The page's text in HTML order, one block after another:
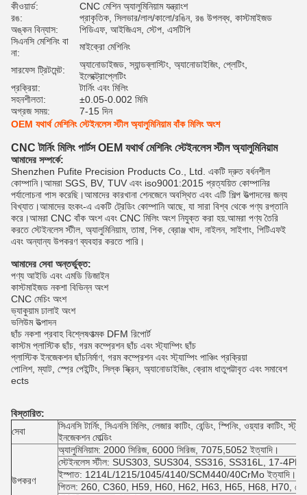
কীওয়ার্ড:
CNC মেশিন অ্যালুমিনিয়াম যন্ত্রাংশ
রঙ:
প্রাকৃতিক, সিলভার/লাল/কালো/রঙিন, রঙ উপলব্ধ, কাস্টমাইজড
অঙ্কন বিন্যাস:
পিডিএফ, আইজিএস, স্টেপ, এসটিপি
সিএনসি মেশিনিং বা
না:
মাইক্রো মেশিনিং
সারফেস ট্রিটমেন্ট:
অ্যানোডাইজড, স্যান্ডব্লাস্টিং, অ্যানোডাইজিং, প্লেটিং,
ইলেক্ট্রোপ্লেটিং
প্রক্রিয়া:
টার্নিং এবং মিলিং
সহনশীলতা:
±0.05-0.002 মিমি
অগ্রজ সময়:
7-15 দিন
OEM যথার্থ মেশিনিং স্টেইনলেস স্টীল অ্যালুমিনিয়াম বাঁক মিলিং অংশ
CNC টার্নিং মিলিং পার্টস OEM যথার্থ মেশিনিং স্টেইনলেস স্টীল অ্যালুমিনিয়াম
আমাদের সম্পর্কে:
Shenzhen Pufite Precision Products Co., Ltd. একটি দ্রুত বর্ধনশীল
কোম্পানি।আমরা SGS, BV, TUV এবং iso9001:2015 প্রত্যয়িত কোম্পানির
পর্যালোচনা পাস করেছি।আমাদের কারখানা শেনজেনে অবস্থিত এবং এটি শিল্প উত্পাদনের জন্য
বিখ্যাত।আমাদের হংকং-এ একটি ট্রেডিং কোম্পানি আছে, যা সারা বিশ্ব থেকে পণ্য রপ্তানি
করে।আমরা CNC বাঁক অংশ এবং CNC মিলিং অংশ নিযুক্ত করা হয়.আমরা পণ্য তৈরি
করতে স্টেইনলেস স্টীল, অ্যালুমিনিয়াম, তামা, পিক, ব্রোঞ্জ খাদ, নাইলন, সাইগাং, পিটিএফই
এবং অন্যান্য উপকরণ ব্যবহার করতে পারি।
আমাদের সেবা অন্তর্ভুক্ত:
পণ্য আইডি এবং এমডি ডিজাইন
কাস্টমাইজড নকশা বিভিন্ন অংশ
CNC মেচিং অংশ
ভ্যাকুয়াম ঢালাই অংশ
ভলিউম উত্পাদন
ছাঁচ নকশা প্রবাহ বিশ্লেষণাত্মক DFM রিপোর্ট
কাস্টম প্লাস্টিক ছাঁচ, গরম কম্প্রেশন ছাঁচ এবং স্ট্যাম্পিং ছাঁচ
প্লাস্টিক ইনজেকশন ছাঁচনির্মাণ, গরম কম্প্রেশন এবং স্ট্যাম্পিং পাঞ্চিং প্রক্রিয়া
পোলিশ, ম্যাট, স্প্রে পেইন্টিং, সিল্ক স্ক্রিন, অ্যানোডাইজিং, ক্রোম ধাতুপট্টাবৃত এবং সমাবেশ
ects
বিস্তারিত:
সেবা
সিএনসি টার্নিং, সিএনসি মিলিং, লেজার কাটিং, বেন্ডিং, স্পিনিং, ওয়্যার কাটিং,
ইনজেকশন মোল্ডিং
উপকরণ
অ্যালুমিনিয়াম: 2000 সিরিজ, 6000 সিরিজ, 7075,5052 ইত্যাদি।
স্টেইনলেস স্টীল: SUS303, SUS304, SS316, SS316L, 17-4PH
ইস্পাত: 1214L/1215/1045/4140/SCM440/40CrMo ইত্যাদি।
পিতল: 260, C360, H59, H60, H62, H63, H65, H68, H70,